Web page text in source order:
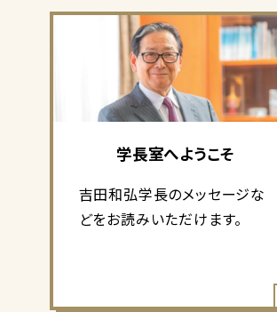
学長室へようこそ
吉田和弘学長のメッセージな
どをお読みいただけます。